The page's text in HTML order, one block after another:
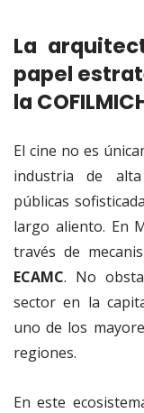
La
papel
la
El cine no es
industria de
públicas
largo aliento. En
través de
ECAMC. No
sector en la
uno de los
regiones.
En este